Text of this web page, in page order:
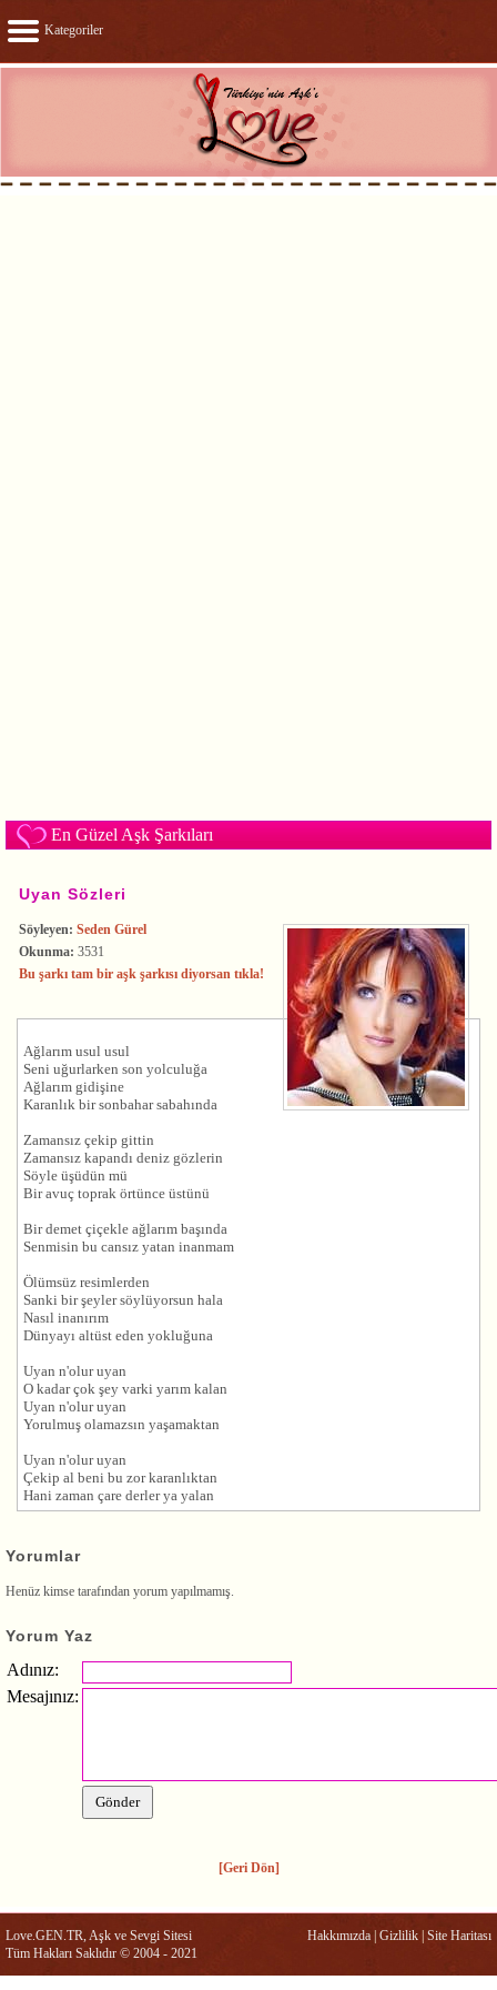
Kategoriler
En Güzel Aşk Şarkıları
Uyan Sözleri
Söyleyen: Seden Gürel
Okunma: 3531
Bu şarkı tam bir aşk şarkısı diyorsan tıkla!
Ağlarım usul usul
Seni uğurlarken son yolculuğa
Ağlarım gidişine
Karanlık bir sonbahar sabahında
Zamansız çekip gittin
Zamansız kapandı deniz gözlerin
Söyle üşüdün mü
Bir avuç toprak örtünce üstünü
Bir demet çiçekle ağlarım başında
Senmisin bu cansız yatan inanmam
Ölümsüz resimlerden
Sanki bir şeyler söylüyorsun hala
Nasıl inanırım
Dünyayı altüst eden yokluğuna
Uyan n'olur uyan
O kadar çok şey varki yarım kalan
Uyan n'olur uyan
Yorulmuş olamazsın yaşamaktan
Uyan n'olur uyan
Çekip al beni bu zor karanlıktan
Hani zaman çare derler ya yalan
Yorumlar
Henüz kimse tarafından yorum yapılmamış.
Yorum Yaz
Adınız:
Mesajınız:
[Geri Dön]
Love.GEN.TR, Aşk ve Sevgi Sitesi
Tüm Hakları Saklıdır © 2004 - 2021
Hakkımızda Gizlilik Site Haritası